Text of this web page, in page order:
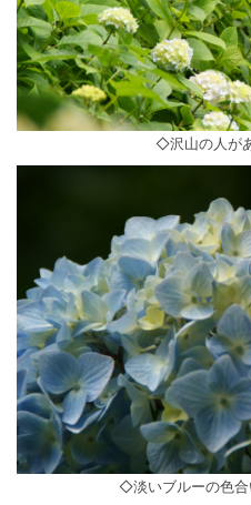
◇沢山の人が
◇淡いブルーの色合